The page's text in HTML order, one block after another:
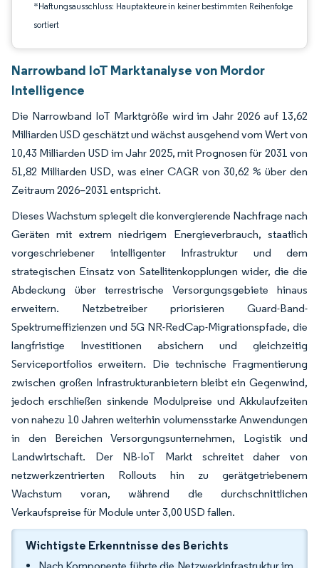
*Haftungsausschluss: Hauptakteure in keiner bestimmten Reihenfolge
sortiert
Narrowband IoT Marktanalyse von Mordor
Intelligence
Die Narrowband IoT Marktgröße wird im Jahr 2026 auf 13,62
Milliarden USD geschätzt und wächst ausgehend vom Wert von
10,43 Milliarden USD im Jahr 2025, mit Prognosen für 2031 von
51,82 Milliarden USD, was einer CAGR von 30,62 % über den
Zeitraum 2026–2031 entspricht.
Dieses Wachstum spiegelt die konvergierende Nachfrage nach
Geräten mit extrem niedrigem Energieverbrauch, staatlich
vorgeschriebener intelligenter Infrastruktur und dem
strategischen Einsatz von Satellitenkopplungen wider, die die
Abdeckung über terrestrische Versorgungsgebiete hinaus
erweitern. Netzbetreiber priorisieren Guard-Band-
Spektrumeffizienzen und 5G NR-RedCap-Migrationspfade, die
langfristige Investitionen absichern und gleichzeitig
Serviceportfolios erweitern. Die technische Fragmentierung
zwischen großen Infrastrukturanbietern bleibt ein Gegenwind,
jedoch erschließen sinkende Modulpreise und Akkulaufzeiten
von nahezu 10 Jahren weiterhin volumensstarke Anwendungen
in den Bereichen Versorgungsunternehmen, Logistik und
Landwirtschaft. Der NB-IoT Markt schreitet daher von
netzwerkzentrierten Rollouts hin zu gerätgetriebenem
Wachstum voran, während die durchschnittlichen
Verkaufspreise für Module unter 3,00 USD fallen.
Wichtigste Erkenntnisse des Berichts